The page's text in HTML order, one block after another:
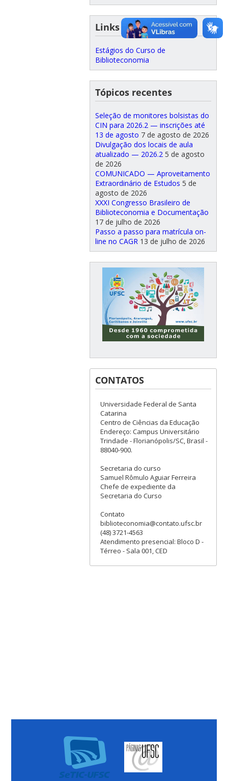
Links Úteis
Estágios do Curso de
Biblioteconomia
Tópicos recentes
Seleção de monitores bolsistas do
CIN para 2026.2 — inscrições até
13 de agosto 7 de agosto de 2026
Divulgação dos locais de aula
atualizado — 2026.2 5 de agosto
de 2026
COMUNICADO — Aproveitamento
Extraordinário de Estudos 5 de
agosto de 2026
XXXI Congresso Brasileiro de
Biblioteconomia e Documentação
17 de julho de 2026
Passo a passo para matrícula on-
line no CAGR 13 de julho de 2026
CONTATOS
Universidade Federal de Santa
Catarina
Centro de Ciências da Educação
Endereço: Campus Universitário
Trindade - Florianópolis/SC, Brasil -
88040-900.
Secretaria do curso
Samuel Rômulo Aguiar Ferreira
Chefe de expediente da
Secretaria do Curso
Contato
biblioteconomia@contato.ufsc.br
(48) 3721-4563
Atendimento presencial: Bloco D -
Térreo - Sala 001, CED